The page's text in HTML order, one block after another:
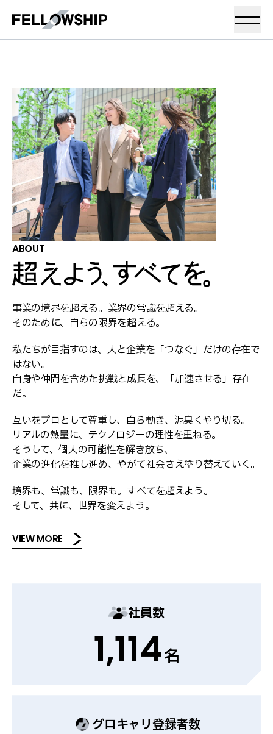
ABOUT
事業の境界を超える。業界の常識を超える。
そのために、自らの限界を超える。
私たちが目指すのは、人と企業を「つなぐ」だけの存在で
はない。
自身や仲間を含めた挑戦と成長を、「加速させる」存在
だ。
互いをプロとして尊重し、自ら動き、泥臭くやり切る。
リアルの熱量に、テクノロジーの理性を重ねる。
そうして、個人の可能性を解き放ち、
企業の進化を推し進め、やがて社会さえ塗り替えていく。
境界も、常識も、限界も。すべてを超えよう。
そして、共に、世界を変えよう。
VIEW MORE
社員数
1,114名
グロキャリ登録者数